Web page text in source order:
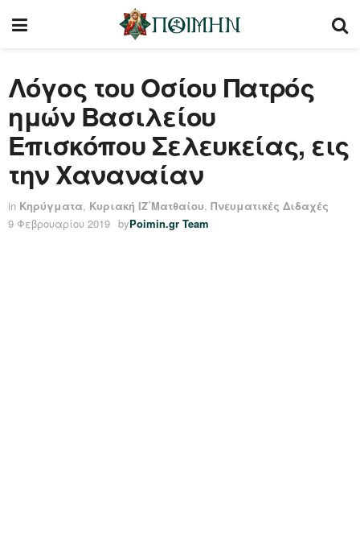
Λόγος του Οσίου Πατρός
ημών Βασιλείου
Επισκόπου Σελευκείας, εις
την Χαναναίαν
in Κηρύγματα, Κυριακή ΙΖ΄Ματθαίου, Πνευματικές Διδαχές
9 Φεβρουαρίου 2019 byPoimin.gr Team